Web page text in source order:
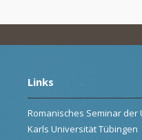
Links
Romanisches Seminar
Karls Universität Tübingen